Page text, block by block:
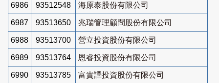
6986 93512548 海原泰股份有限公司
6987 93513650 兆瑞管理顧問股份有限公司
6988 93513700 營立投資股份有限公司
6989 93513764 恩睿投資股份有限公司
6990 93513785 富貴譯投資股份有限公司